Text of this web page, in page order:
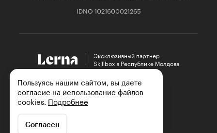
IDNO 1021600021265
Эксклюзивный партнер
Skillbox в Республике Молдова
Пользуясь нашим сайтом, вы даете
согласие на использование файлов
cookies. Подробнее
Согласен